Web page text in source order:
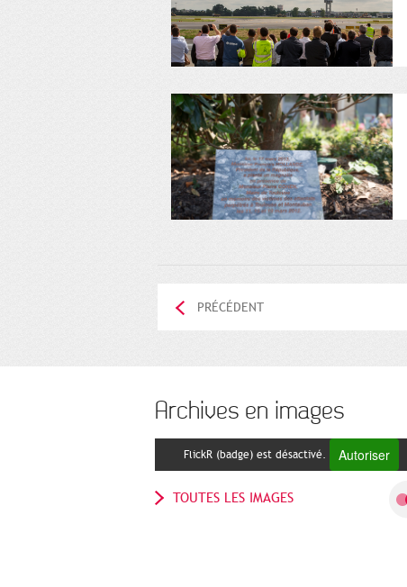
PRÉCÉDENT
Archives en images
FlickR (badge) est désactivé. Autoriser
TOUTES LES IMAGES